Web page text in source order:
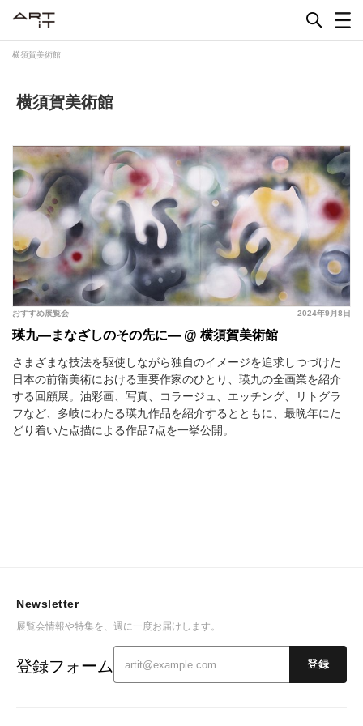
横須賀美術館
横須賀美術館
2024年9月8日
おすすめ展覧会
瑛九―まなざしのその先に― @ 横須賀美術館
さまざまな技法を駆使しながら独自のイメージを追求しつづけた
日本の前衛美術における重要作家のひとり、瑛九の全画業を紹介
する回顧展。油彩画、写真、コラージュ、エッチング、リトグラ
フなど、多岐にわたる瑛九作品を紹介するとともに、最晩年にた
どり着いた点描による作品7点を一挙公開。
Newsletter
展覧会情報や特集を、週に一度お届けします。
登録フォーム 登録